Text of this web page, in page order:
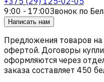
9:00 - 17:00Звонок по
Написать нам
Предложения товаров на
офертой. Договоры
оформляются через
заказа составляет 450